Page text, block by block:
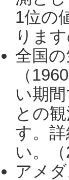
1位の
りま
全国
（
い期
との
す。詳
い。（
アメ